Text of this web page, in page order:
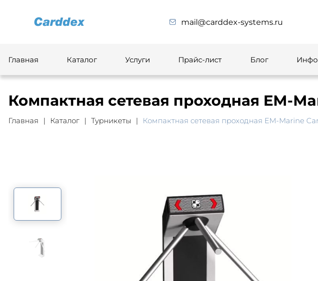
mail@carddex-systems.ru
Главная Каталог Услуги Прайс-лист Блог Инфо
Компактная сетевая проходная EM-
Главная Каталог Турникеты Компактная сетевая проходная EM-Marine